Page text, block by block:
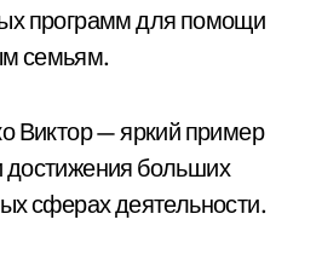
программ для помощи
семьям.
Виктор — яркий пример
достижения больших
сферах деятельности.